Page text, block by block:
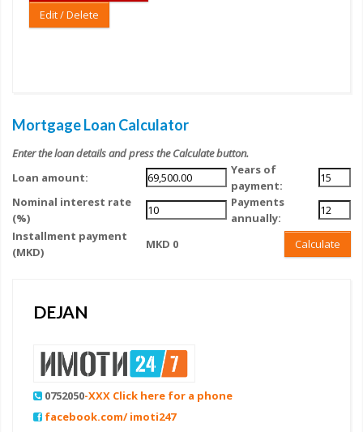
Edit / Delete
Mortgage Loan Calculator
Enter the loan details and press the Calculate button.
Loan amount:
Years of
payment:
Nominal interest rate
(%)
Payments
annually:
Installment payment
(MKD)
MKD 0 Calculate
DEJAN
0752050-XXX Click here for a phone
facebook.com/ imoti247